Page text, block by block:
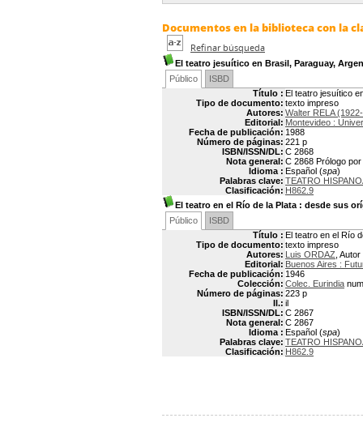
Documentos en la biblioteca con la
Refinar búsqueda
El teatro jesuítico en Brasil, Paraguay,
Público
ISBD
Título : El teatro jesuítico
Tipo de documento: texto impreso
Autores: Walter RELA
Editorial: Montevideo :
Fecha de publicación: 1988
Número de páginas: 221 p
ISBN/ISSN/DL: C 2868
Nota general: C 2868 Prólogo
Idioma : Español (spa)
Palabras clave: TEATRO
Clasificación: H862.9
El teatro en el Río de la Plata : desde sus
Público
ISBD
Título : El teatro en el Río
Tipo de documento: texto impreso
Autores: Luis ORDAZ , Autor
Editorial: Buenos Aires :
Fecha de publicación: 1946
Colección: Colec. Eurindia
Número de páginas: 223 p
Il.: il
ISBN/ISSN/DL: C 2867
Nota general: C 2867
Idioma : Español (spa)
Palabras clave: TEATRO
Clasificación: H862.9